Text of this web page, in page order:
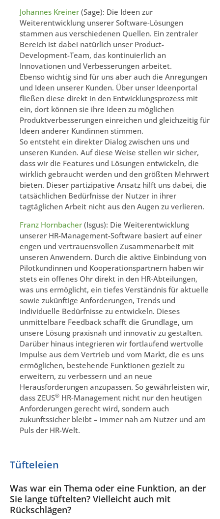
Johannes Kreiner (Sage): Die Ideen zur
Weiterentwicklung unserer Software-Lösungen
stammen aus verschiedenen Quellen. Ein zentraler
Bereich ist dabei natürlich unser Product-
Development-Team, das kontinuierlich an
Innovationen und Verbesserungen arbeitet.
Ebenso wichtig sind für uns aber auch die Anregungen
und Ideen unserer Kunden. Über unser Ideenportal
fließen diese direkt in den Entwicklungsprozess mit
ein, dort können sie ihre Ideen zu möglichen
Produktverbesserungen einreichen und gleichzeitig für
Ideen anderer Kundinnen stimmen.
So entsteht ein direkter Dialog zwischen uns und
unseren Kunden. Auf diese Weise stellen wir sicher,
dass wir die Features und Lösungen entwickeln, die
wirklich gebraucht werden und den größten Mehrwert
bieten. Dieser partizipative Ansatz hilft uns dabei, die
tatsächlichen Bedürfnisse der Nutzer in ihrer
tagtäglichen Arbeit nicht aus den Augen zu verlieren.
Franz Hornbacher (Isgus): Die Weiterentwicklung
unserer HR-Management-Software basiert auf einer
engen und vertrauensvollen Zusammenarbeit mit
unseren Anwendern. Durch die aktive Einbindung von
Pilotkundinnen und Kooperationspartnern haben wir
stets ein offenes Ohr direkt in den HR-Abteilungen,
was uns ermöglicht, ein tiefes Verständnis für aktuelle
sowie zukünftige Anforderungen, Trends und
individuelle Bedürfnisse zu entwickeln. Dieses
unmittelbare Feedback schafft die Grundlage, um
unsere Lösung praxisnah und innovativ zu gestalten.
Darüber hinaus integrieren wir fortlaufend wertvolle
Impulse aus dem Vertrieb und vom Markt, die es uns
ermöglichen, bestehende Funktionen gezielt zu
erweitern, zu verbessern und an neue
Herausforderungen anzupassen. So gewährleisten wir,
dass ZEUS® HR-Management nicht nur den heutigen
Anforderungen gerecht wird, sondern auch
zukunftssicher bleibt – immer nah am Nutzer und am
Puls der HR-Welt.
Tüfteleien
Was war ein Thema oder eine Funktion, an der
Sie lange tüftelten? Vielleicht auch mit
Rückschlägen?